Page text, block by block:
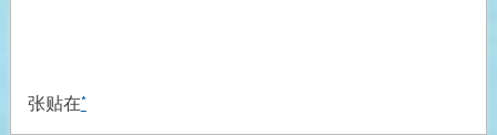
张贴在*